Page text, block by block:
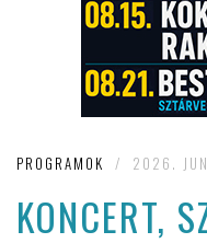
PROGRAMOK / 2026.
KONCERT,